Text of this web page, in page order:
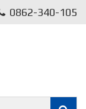
0862-340-105